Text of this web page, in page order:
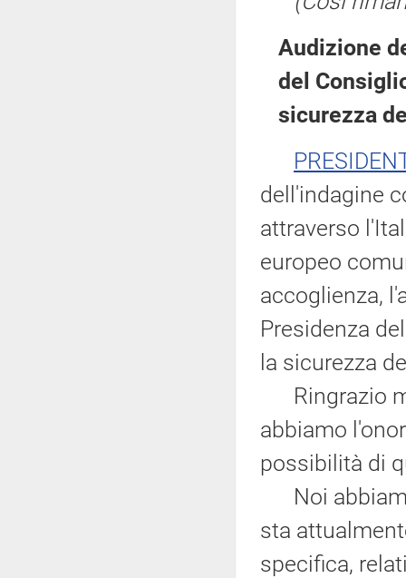
Audizione
del
sicurezza
dell'indagine
attraverso
europeo
accoglienza,
Presidenza
la sicurezza
Ringrazio
abbiamo
possibilità di
Noi
sta
specifica,